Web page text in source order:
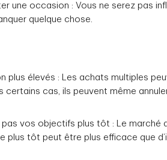
une occasion : Vous ne serez pas
quelque chose.
plus élevés : Les achats multiples
certains cas, ils peuvent même
pas vos objectifs plus tôt : Le
plus tôt peut être plus efficace que